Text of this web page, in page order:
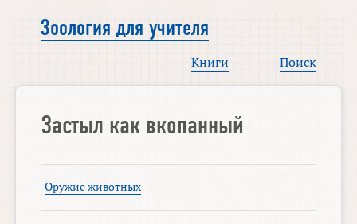
Зоология для учителя
Книги Поиск
Застыл как вкопанный
Оружие животных